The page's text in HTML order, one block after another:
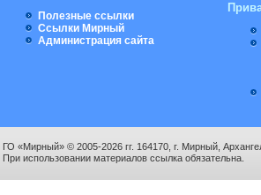
Полезные ссылки
Ссылки Мирный
Администрация сайта
ГО «Мирный» © 2005-2026 гг. 164170, г. Мирный,
При использовании материалов ссылка обязательна.